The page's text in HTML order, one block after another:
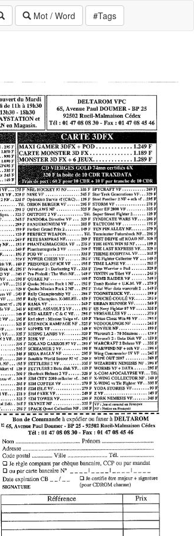
Mot / Word #Tags